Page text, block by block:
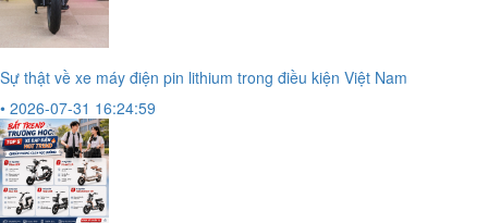
Sự thật về xe máy điện pin lithium trong điều kiện Việt Nam
• 2026-07-31 16:24:59